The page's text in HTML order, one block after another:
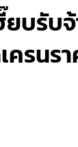
บรับจ้
ครนร